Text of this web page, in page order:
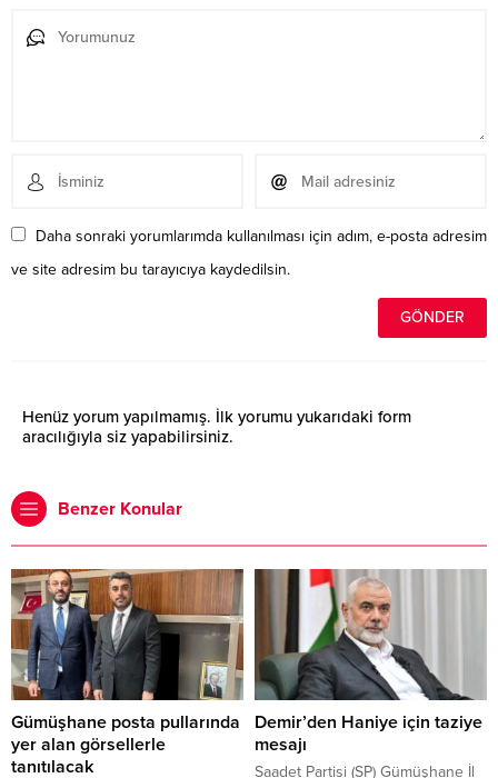
Daha sonraki yorumlarımda kullanılması için adım, e-posta adresim
ve site adresim bu tarayıcıya kaydedilsin.
Henüz yorum yapılmamış. İlk yorumu yukarıdaki form
aracılığıyla siz yapabilirsiniz.
Benzer Konular
Gümüşhane posta pullarında
yer alan görsellerle
tanıtılacak
Demir’den Haniye için taziye
mesajı
Saadet Partisi (SP) Gümüşhane İl